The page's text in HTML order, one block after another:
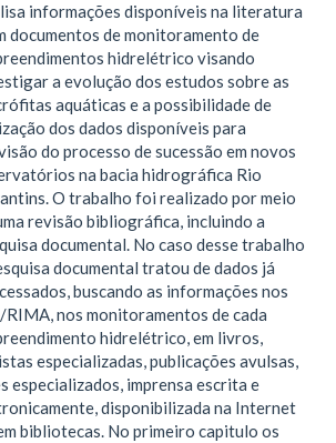
informações disponíveis na literatura
documentos de monitoramento de
hidrelétrico visando
a evolução dos estudos sobre as
aquáticas e a possibilidade de
dos dados disponíveis para
do processo de sucessão em novos
na bacia hidrográfica Rio
O trabalho foi realizado por meio
revisão bibliográfica, incluindo a
documental. No caso desse trabalho
documental tratou de dados já
buscando as informações nos
RIMA, nos monitoramentos de cada
hidrelétrico, em livros,
especializadas, publicações avulsas,
especializados, imprensa escrita e
disponibilizada na Internet
bibliotecas. No primeiro capitulo os